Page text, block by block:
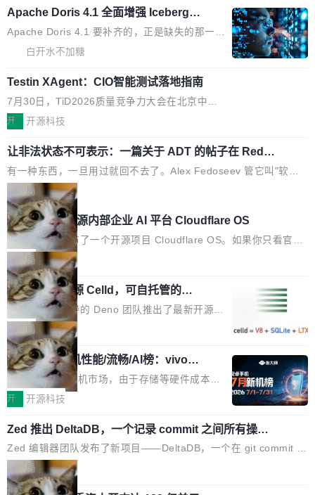
容的百科平台，被马斯克视为传统众包百科网站
维基百科的替代方案。Lawfare 调查发现，无论
热门页面还是低关注度页面，均未出现近期更
主题和访问量页面中普遍存在。 调查人员最初认
为，Grokipedia可能只是限...
r…五六步之后才能看到第一行翻译文本。 Solon 换了个方式。整
个 i18n 模块围绕三个解析器、一个注解、一个工具类展开——没
有 XML、没有拦截器注册、没有样板配置。 资源文件的约定 把文
es ...
Apache Doris 4.1 全面增强 Iceberg：
支持 UPDATE、MERGE INTO 与 Iceb
erg V3
Apache Doris 4.1 要补齐的，正是缺失的那一
半。在已有查询能力的基础上，Doris 进一步支
据修改操作、完整的表结构管理与分区演进，以
及 rewrite_data_files、expire_snapshots 等日
常维护操作，并完整支持 Iceberg V3 格式。
白开水不加糖
Testin XAgent：CIO智能测试落地指南
7月30日，TiD2026质量竞争力大会在北京中关
村国家自主创新示范区会议中心开幕。本届大会
“智构可信·质创未来——AI原生时代的质量新范
式”为主题，直面AI从实验室走向规模化产业落地
的核心质量命题。会上，《2026智能研发生产力
工具选型手册》发布，Testin云测的Testin XAge
nt智能测试系统入选AI测试领域代表产品。对CI
O而言，这提示了一个转变：AI测试正在从效率
工具升级为企业的质量基础设施。 CIO面对的新
现实 过去两年，CIO们的焦虑清单上多了两项：
一是如何让大模型和智能体应用安全地从PoC走
向生产，二是如何让测试团队跟得上AI应用...
开 开源科技
让非法状态不可表示：一篇关于 ADT 的帖子在 Reddit
火了
有一种东西，一旦用过就回不去了。Alex Fedoseev 管它叫"软件
设计的基石"。 他说的东西不新鲜——代数数据类型（ADT），尤
其是和类型（sum type）。但他说清楚了一件事：这不是类型系统
的学术体操，是日常编码的思维方式。 文章从一个简单的例子切
入。一个网站的深色主题设置，如果用布尔值 + 可空字段来表示
——boolean 表示是否可切换，nullable 的默认模式、浅色方案、
深色方案——会产生大量无意义的组合。方案缺了、配置冲突了、
全 null 了。要知道哪些组合有效，作者说，你得靠"文档、校验、
或者部落知识"。 换个写法。Rust 的 enum，两个变体：Switchabl
e...
局
Cloudflare 开源内部企业 AI 平台 Cloudflare OS
Cloudflare 发布了一个开源项目 Cloudflare OS。如果你只看官方
博客，你会觉得这是又一个"AI 知识库 + 聊天机器人"——每个大厂
都在做，没什么新鲜的。 但 Kenton Varda 在 Twitter 上把事情说
清楚了： 今天我们发布了 Cloudflare OS，一个带连接器的聊天机
器人，跟其他所有科技公司做的一样。只不过，实际上它不一样。
这是 Sandstorm.io 的重制版，我十年前的那个创业公司。不同的
是，这次它构建在 Cloudflare Workers 上——我花了九年时间搭
建的平台——并且深度集成了 AI。这基本上是我十年秘密计划的顶
峰。 十年前，Ken...
局
Deno 团队开源 Celld，可自托管的分
布式 Durable Objects
Ryan Dahl 领导的 Deno 团队推出了最新开源项
目 Celld，一个能在自己机器上运行 Cloudflare
Workers 和 Durable Objects 的守护进程。 设
计思路很直接：每个对象是一个独立的 SQLite
数据库，按名称寻址，复制到你自己的 S3 兼容
存储库里。节点之间只通过这个存储库协调——
没有控制平面，没有共识协议。每个对象自带一
个小型数据库，应用天然按分片构建，单个数据
库的竞争和爆炸半径问题在设计层面就被消除
了。 闲置的 cell 会休眠到几乎不占资源。当 cel
l 迁移或唤醒时，新宿主从 S3 恢复 SQLite 数据
局
鲁大师7月新机性能/流畅/AI榜：vivo夺
性能、流畅双第一，三星Galaxy Z系列
新折叠缺席
2026年7月的手机市场，由于存储等硬件成本暴
增，手机厂商的日子也不好过啊，新机速度明显
高价的三星折叠（三星Galaxy Z Fold8 Ultra / Z
Fold8 / Z Flip8）外，其余要么是中低端机器，
例如iQOO Z11i、REDMI Note 17、REDMI No
te 17 Pro、OPPO K15，要么是vivo X300 E这
开 开源科技
Zed 推出 DeltaDB，一个记录 commit 之间所有操作
的版本控制系统
Zed 编辑器团队发布了新项目——DeltaDB，一个在 git commit 之
间记录每一次编辑操作的版本控制系统。目前处于 Early Access
阶段。 DeltaDB 的核心思路直接写在 landing page 最显眼的位
局